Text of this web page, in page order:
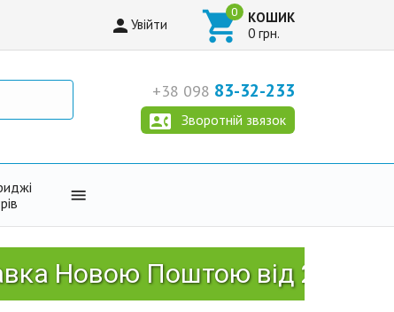
Увійти  КОШИК
0 грн.
+38 098 83-32-233
Зворотній звязок

Поштою від 2999 грн!